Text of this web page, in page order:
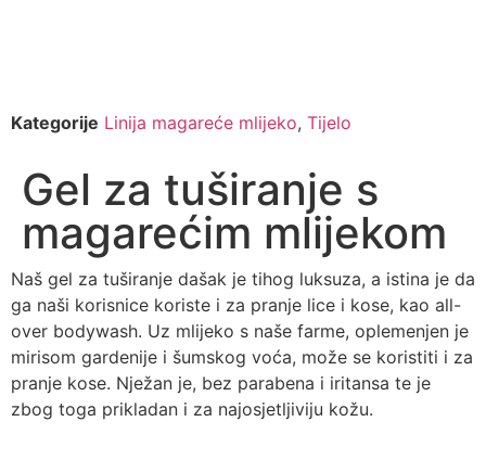
Kategorije Linija magareće mlijeko, Tijelo
Gel za tuširanje s
magarećim mlijekom
Naš gel za tuširanje dašak je tihog luksuza, a istina je da
ga naši korisnice koriste i za pranje lice i kose, kao all-
over bodywash. Uz mlijeko s naše farme, oplemenjen je
mirisom gardenije i šumskog voća, može se koristiti i za
pranje kose. Nježan je, bez parabena i iritansa te je
zbog toga prikladan i za najosjetljiviju kožu.